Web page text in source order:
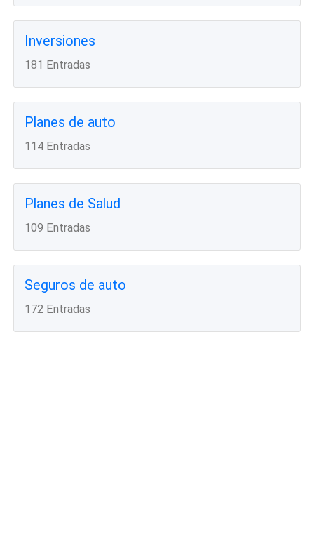
Inversiones
181 Entradas
Planes de auto
114 Entradas
Planes de Salud
109 Entradas
Seguros de auto
172 Entradas